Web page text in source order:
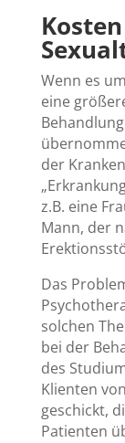
Wenn es
eine
der
z.B. eine
Mann, der
Das
solchen
bei der
des
Klienten
geschickt,
Patienten